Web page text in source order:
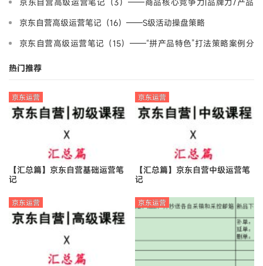
力/营销力
京东自营高级运营笔记（16）——S级活动操盘策略
京东自营高级运营笔记（15）——“拼产品特色”打法策略案例分
热门推荐
【汇总篇】京东自营基础运营笔
记
京东运营
【汇总篇】京东自营中级运营笔
记
京东运营
京东运营 京东运营